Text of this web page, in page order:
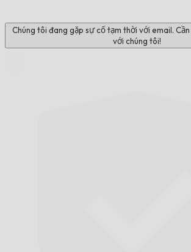
Chúng tôi đang gặp sự cố tạm thời với email.
với chúng tôi!